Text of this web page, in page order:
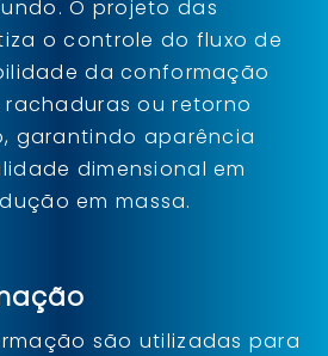
O projeto das
o controle do fluxo de
da conformação
ou retorno
garantindo aparência
dimensional em
em massa.
são utilizadas para